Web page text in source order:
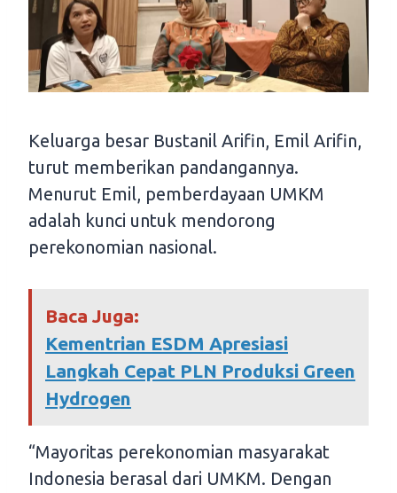
Keluarga besar Bustanil Arifin, Emil Arifin,
turut memberikan pandangannya.
Menurut Emil, pemberdayaan UMKM
adalah kunci untuk mendorong
perekonomian nasional.
Baca Juga:
Kementrian ESDM Apresiasi
Langkah Cepat PLN Produksi Green
Hydrogen
“Mayoritas perekonomian masyarakat
Indonesia berasal dari UMKM. Dengan